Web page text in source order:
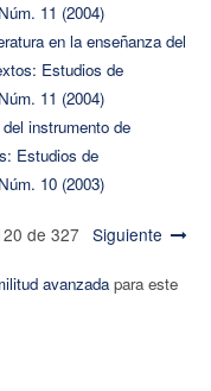
11 (2004)
en la enseñanza del
Estudios de
11 (2004)
instrumento de
Estudios de
10 (2003)
de 327 Siguiente
avanzadapara este